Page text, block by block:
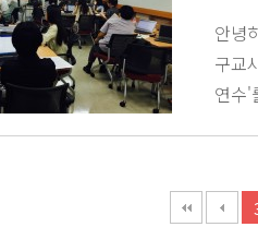
안녕
구교
연수'